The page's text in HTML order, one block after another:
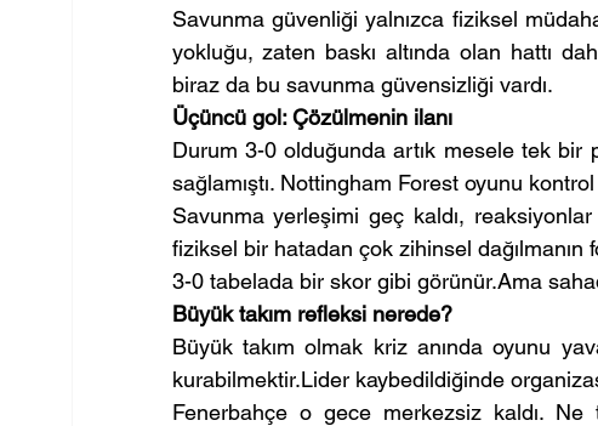
Savunma güvenliği yalnızca fiziksel
yokluğu, zaten baskı altında olan hattı
biraz da bu savunma güvensizliği vardı.
Üçüncü gol: Çözülmenin ilanı
Durum 3-0 olduğunda artık mesele tek bir
sağlamıştı. Nottingham Forest oyunu
Savunma yerleşimi geç kaldı,
fiziksel bir hatadan çok zihinsel dağılmanın
3-0 tabelada bir skor gibi görünür.Ama
Büyük takım refleksi nerede?
Büyük takım olmak kriz anında oyunu
kurabilmektir.Lider kaybedildiğinde
Fenerbahçe o gece merkezsiz kaldı. Ne